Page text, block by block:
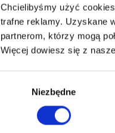
Chcielibyśmy użyć
trafne reklamy. Uzyskane
partnerom, którzy mogą
Więcej dowiesz się z
Niezbędne